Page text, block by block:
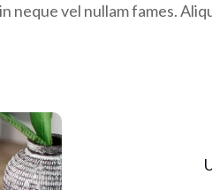
neque vel nullam fames.